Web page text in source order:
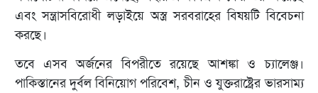
এবং সন্ত্রাসবিরোধী লড়াইয়ে অস্ত্র সরবরাহের বিষয়টি বিবেচনা
করছে।
তবে এসব অর্জনের বিপরীতে রয়েছে আশঙ্কা ও চ্যালেঞ্জ।
পাকিস্তানের দুর্বল বিনিয়োগ পরিবেশ, চীন ও যুক্তরাষ্ট্রের ভারসাম্য